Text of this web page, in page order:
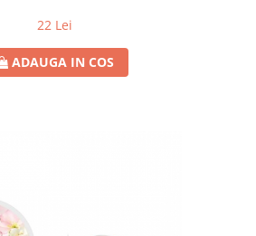
22 Lei
ADAUGA IN COS